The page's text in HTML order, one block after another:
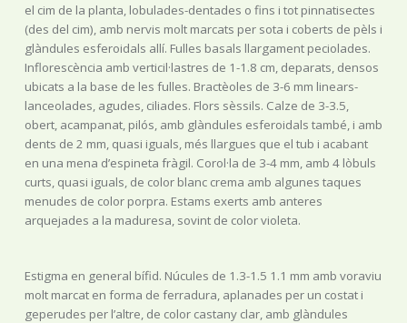
el cim de la planta, lobulades-dentades o fins i tot pinnatisectes
(des del cim), amb nervis molt marcats per sota i coberts de pèls i
glàndules esferoidals allí. Fulles basals llargament peciolades.
Inflorescència amb verticil·lastres de 1-1.8 cm, deparats, densos
ubicats a la base de les fulles. Bractèoles de 3-6 mm linears-
lanceolades, agudes, ciliades. Flors sèssils. Calze de 3-3.5,
obert, acampanat, pilós, amb glàndules esferoidals també, i amb
dents de 2 mm, quasi iguals, més llargues que el tub i acabant
en una mena d’espineta fràgil. Corol·la de 3-4 mm, amb 4 lòbuls
curts, quasi iguals, de color blanc crema amb algunes taques
menudes de color porpra. Estams exerts amb anteres
arquejades a la maduresa, sovint de color violeta.
Estigma en general bífid. Núcules de 1.3-1.5 1.1 mm amb voraviu
molt marcat en forma de ferradura, aplanades per un costat i
geperudes per l’altre, de color castany clar, amb glàndules